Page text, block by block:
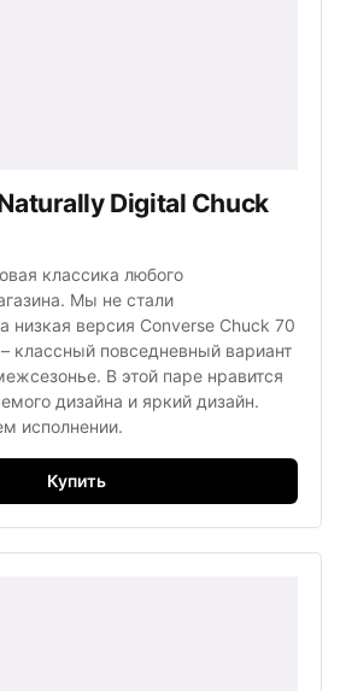
Digital Chuck
классика любого
Мы не стали
низкая версия Converse Chuck 70
классный повседневный вариант
В этой паре нравится
дизайна и яркий дизайн.
исполнении.
Купить